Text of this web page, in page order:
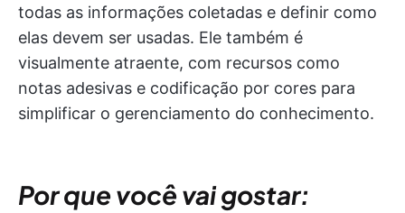
todas as informações coletadas e definir como
elas devem ser usadas. Ele também é
visualmente atraente, com recursos como
notas adesivas e codificação por cores para
simplificar o gerenciamento do conhecimento.
Por que você vai gostar: